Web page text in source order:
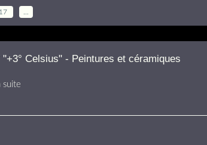
Celsius" - Peintures et céramiques
suite